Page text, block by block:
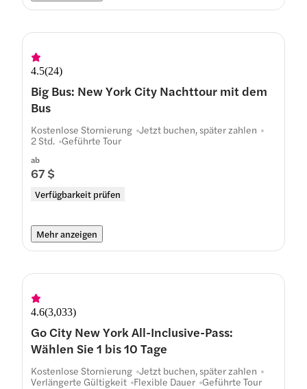
4.5(24)
Big Bus: New York City Nachttour mit dem
Bus
ab
67 $
Verfügbarkeit prüfen
Kostenlose Stornierung Jetzt buchen, später zahlen
2 Std. Geführte Tour
Mehr anzeigen
4.6(3,033)
Go City New York All-Inclusive-Pass:
Wählen Sie 1 bis 10 Tage
Kostenlose Stornierung Jetzt buchen, später zahlen
Verlängerte Gültigkeit Flexible Dauer Geführte Tour